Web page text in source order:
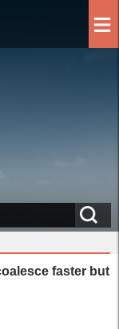
faster but